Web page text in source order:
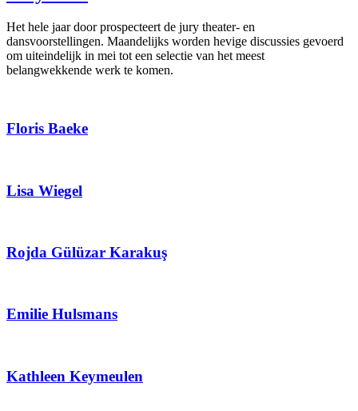
Het hele jaar door prospecteert de jury theater- en
dansvoorstellingen. Maandelijks worden hevige discussies gevoerd
om uiteindelijk in mei tot een selectie van het meest
belangwekkende werk te komen.
Floris Baeke
Lisa Wiegel
Rojda Gülüzar Karakuş
Emilie Hulsmans
Kathleen Keymeulen